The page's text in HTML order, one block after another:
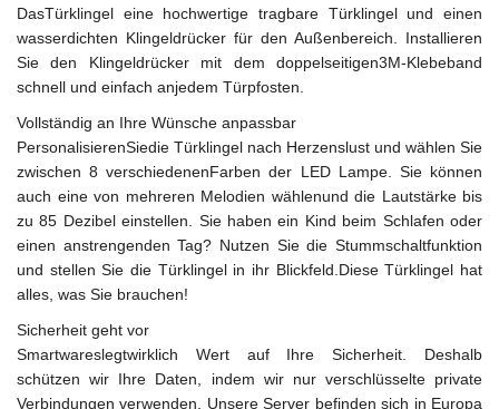
DasTürklingel eine hochwertige tragbare Türklingel und einen
wasserdichten Klingeldrücker für den Außenbereich. Installieren
Sie den Klingeldrücker mit dem doppelseitigen3M-Klebeband
schnell und einfach anjedem Türpfosten.
Vollständig an Ihre Wünsche anpassbar
PersonalisierenSiedie Türklingel nach Herzenslust und wählen Sie
zwischen 8 verschiedenenFarben der LED Lampe. Sie können
auch eine von mehreren Melodien wählenund die Lautstärke bis
zu 85 Dezibel einstellen. Sie haben ein Kind beim Schlafen oder
einen anstrengenden Tag? Nutzen Sie die Stummschaltfunktion
und stellen Sie die Türklingel in ihr Blickfeld.Diese Türklingel hat
alles, was Sie brauchen!
Sicherheit geht vor
Smartwareslegtwirklich Wert auf Ihre Sicherheit. Deshalb
schützen wir Ihre Daten, indem wir nur verschlüsselte private
Verbindungen verwenden. Unsere Server befinden sich in Europa